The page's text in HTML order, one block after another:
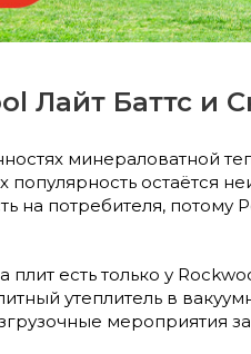
Лайт Баттс и
минераловатной
остаётся
потребителя, потому
плит есть только у
утеплитель в
мероприятия